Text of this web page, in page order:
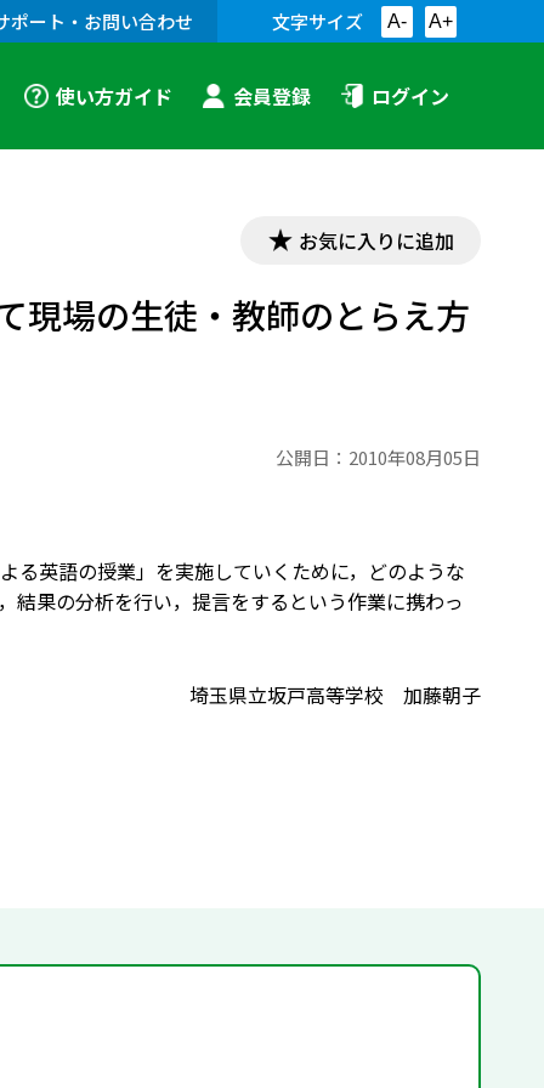
ポート・お問い合わせ 文字サイズ A- A+
使い方ガイド 会員登録 ログイン
お気に入りに追加
現場の生徒・教師のとらえ方
公開日： 2010年08月05日
る英語の授業」を実施していくために，どのような
結果の分析を行い，提言をするという作業に携わっ
埼玉県立坂戸高等学校 加藤朝子